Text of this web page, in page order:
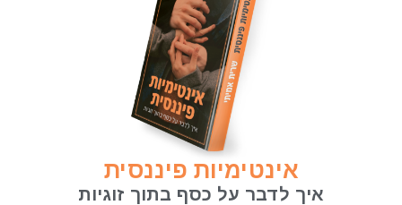
אינטימיות פיננסית
איך לדבר על כסף בתוך זוגיות